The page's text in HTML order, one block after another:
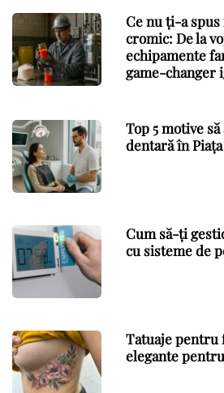
Ce nu ți-a
cromic: De la
echipamente
game-changer
Top 5 motive
dentară în
Cum să-ți
cu sisteme de
Tatuaje pentru
elegante